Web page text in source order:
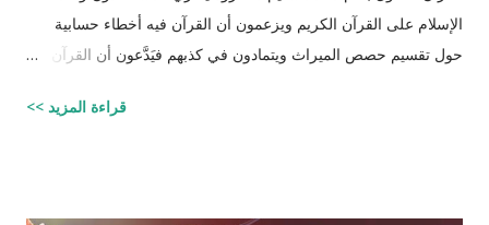
الإسلام على القرآن الكريم ويزعمون أن القرآن فيه أخطاء حسابية
حول تقسيم حصص الميراث ويتمادون في كذبهم فيَدَّعون أن القرآن من
الحصص وذلك لأنه في حالات مُعَيَّنة يكون مجموع حصص الورثة أكثر
قراءة المزيد >>